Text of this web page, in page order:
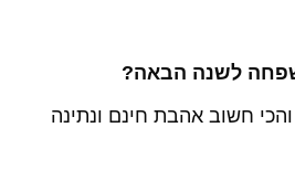
לשנה הבאה?
חשוב אהבת חינם ונתינה